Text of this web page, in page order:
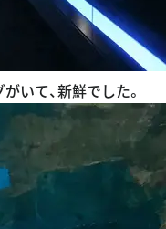
いて、新鮮でした。